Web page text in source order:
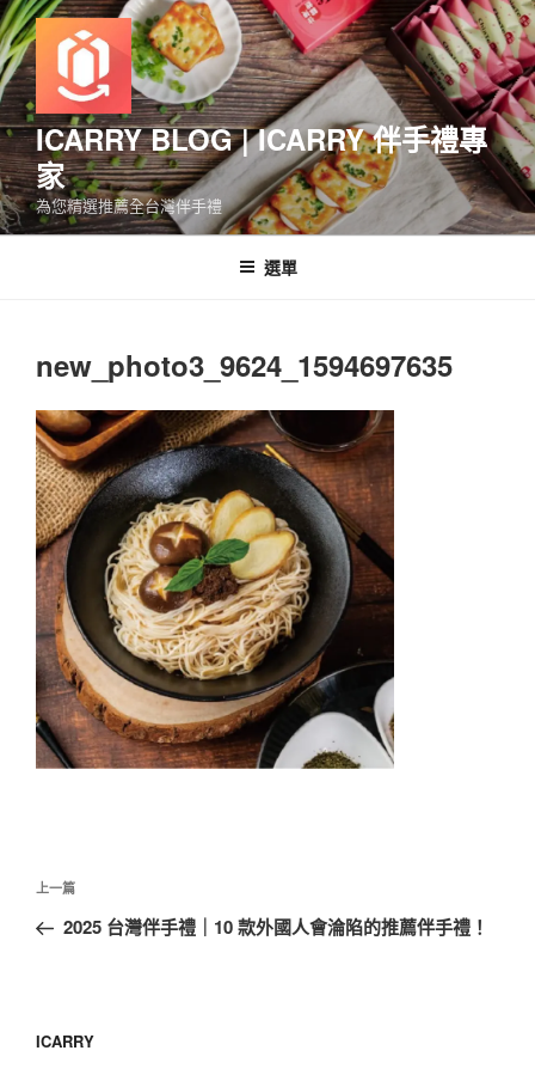
跳
至
主
要
內
容
ICARRY BLOG | ICARRY 伴手禮專
家
為您精選推薦全台灣伴手禮
選單
new_photo3_9624_1594697635
文
導
上
一
上一篇
2025 台灣伴手禮｜10 款外國人會淪陷的推薦伴手禮！
ICARRY